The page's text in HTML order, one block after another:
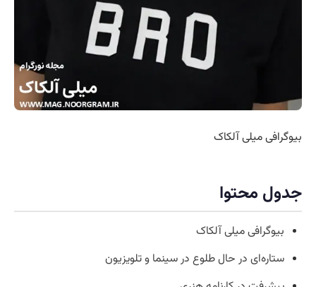
بیوگرافی میلی آلکاک
جدول محتوا
بیوگرافی میلی آلکاک
ستاره‌ای در حال طلوع در سینما و تلویزیون